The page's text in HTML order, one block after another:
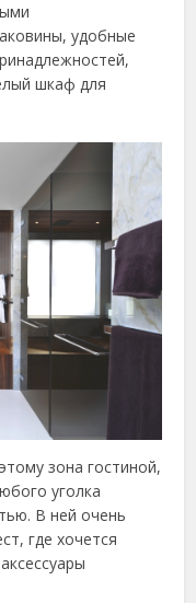
удобные
шкаф для
зона гостиной,
уголка
В ней очень
где хочется